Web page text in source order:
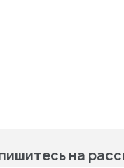
на